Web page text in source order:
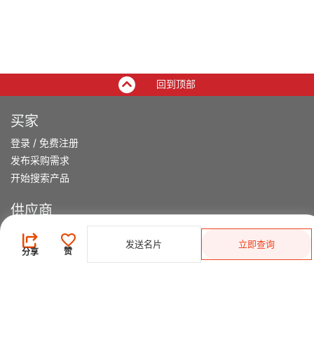
分享 赞
发送名片 立即查询
回到顶部
买家
登录 / 免费注册
发布采购需求
开始搜索产品
供应商
登录/
免费注册
会员级别及权益